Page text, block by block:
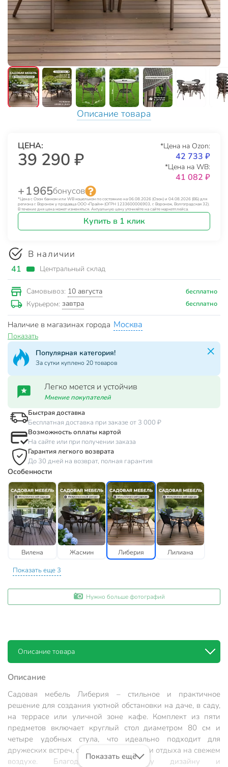
Описание товара
ЦЕНА:
39 290 ₽
*Цена на Ozon:
42 733 ₽
*Цена на WB:
41 082 ₽
+ 1 965бонусов
*Цена с Озон банком или WB кошельком по состоянию на 06.08.2026 (Озон) и 04.08.2026 (ВБ) для
региона г. Воронеж у продавца ООО «Прайм» (ОГРН 1233600006903, г. Воронеж, Волгоградская 32).
В течение дня цена может изменяться. Актуальную цену уточняйте на сайте маркетплейса.
Купить в 1 клик
В наличии
41 Центральный склад
Самовывоз: 10 августа бесплатно
Курьером: завтра бесплатно
Наличие в магазинах города Москва
Показать
Популярная категория!
За сутки куплено 20 товаров
Легко моется и устойчив
Мнение покупателей
Быстрая доставка
Бесплатная доставка при заказе от 3 000 ₽
Возможность оплаты картой
На сайте или при получении заказа
Гарантия легкого возврата
До 30 дней на возврат, полная гарантия
Особенности
Вилена Жасмин Либерия Лилиана
Показать еще 3
Нужно больше фотографий
Описание товара
Описание
Садовая мебель Либерия – стильное и практичное
решение для создания уютной обстановки на даче, в саду,
на террасе или уличной зоне кафе. Комплект из пяти
предметов включает круглый стол диаметром 80 см и
четыре удобных стула, что идеально подходит для
дружеских встреч, семейных обедов или отдыха на свежем
воздухе. Благодаря лаконичному дизайну и
Показать ещё